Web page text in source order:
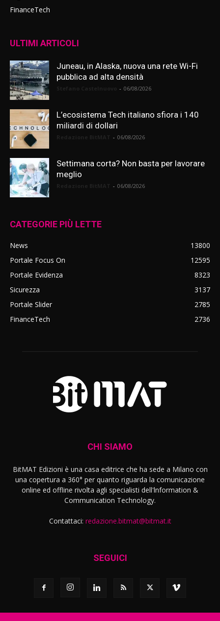
FinanceTech
ULTIMI ARTICOLI
Juneau, in Alaska, nuova una rete Wi-Fi
pubblica ad alta densità
- 06/08/2026
L’ecosistema Tech italiano sfiora i 140
miliardi di dollari
- 06/08/2026
Settimana corta? Non basta per lavorare
meglio
- 06/08/2026
CATEGORIE PIÙ LETTE
News
13800
Portale Focus On
12595
Portale Evidenza
8323
Sicurezza
3137
Portale Slider
2785
FinanceTech
2736
CHI SIAMO
BitMAT Edizioni è una casa editrice che ha sede a Milano con
una copertura a 360° per quanto riguarda la comunicazione
online ed offline rivolta agli specialisti dell'lnformation &
Communication Technology.
Contattaci: redazione.bitmat@bitmat.it
SEGUICI